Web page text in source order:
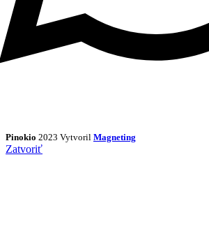
Pinokio 2023 Vytvoril Magneting
Zatvoriť